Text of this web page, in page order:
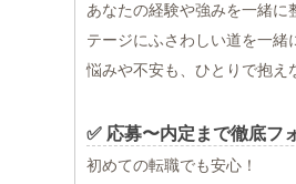
あなたの経験や強みを一緒に
テージにふさわしい道を一緒
悩みや不安も、ひとりで抱え
✅ 応募〜内定まで徹底フ
初めての転職でも安心！